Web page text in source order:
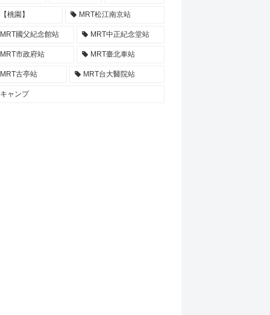
【桃園】 MRT松江南京站
MRT國父紀念館站 MRT中正紀念堂站
MRT市政府站 MRT臺北車站
MRT古亭站 MRT台大醫院站
キャンプ